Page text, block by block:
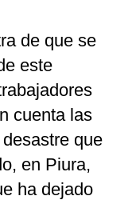
de que se
este
cuenta las
que
en Piura,
ha dejado